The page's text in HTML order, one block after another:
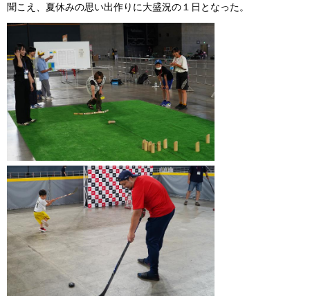
聞こえ、夏休みの思い出作りに大盛況の１日となった。